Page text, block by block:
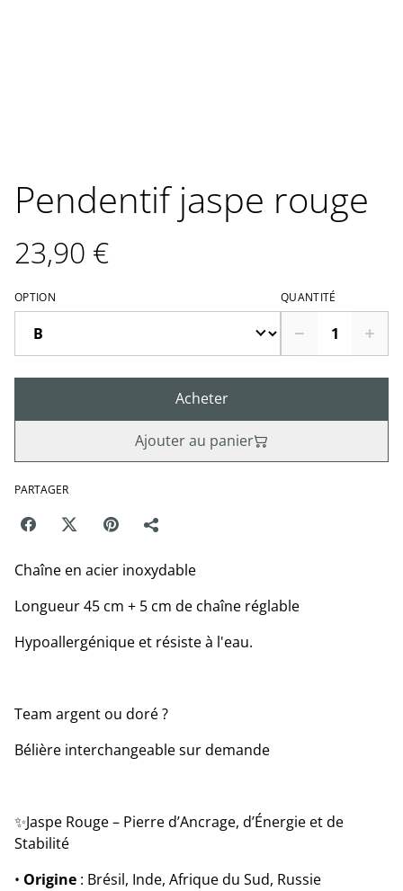
Pendentif jaspe rouge
23,90 €
OPTION QUANTITÉ
Acheter
Ajouter au panier
PARTAGER
Chaîne en acier inoxydable
Longueur 45 cm + 5 cm de chaîne réglable
Hypoallergénique et résiste à l'eau.
Team argent ou doré ?
Bélière interchangeable sur demande
✨Jaspe Rouge – Pierre d’Ancrage, d’Énergie et de
Stabilité
• Origine : Brésil, Inde, Afrique du Sud, Russie